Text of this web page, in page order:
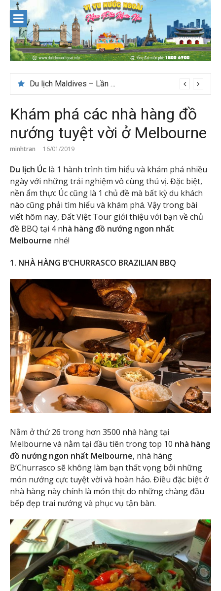
content
Du lịch Maldives – Lần đầu nên đi đâu, chơi gì?
Nên du lịch ở đâu ” giá tốt” dịp lễ quốc khánh 2/9
Khám phá các nhà hàng đồ
nướng tuyệt vời ở Melbourne
minhtran 16/01/2019
Du lịch Úc là 1 hành trình tìm hiểu và khám phá nhiều
ngày với những trải nghiệm vô cùng thú vị. Đặc biệt,
nền ẩm thực Úc cũng là 1 chủ đề mà bất kỳ du khách
nào cũng phải tìm hiểu và khám phá. Vậy trong bài
viết hôm nay, Đất Việt Tour giới thiệu với bạn về chủ
đề BBQ tại 4 nhà hàng đồ nướng ngon nhất
Melbourne nhé!
1. NHÀ HÀNG B’CHURRASCO BRAZILIAN BBQ
Nằm ở thứ 26 trong hơn 3500 nhà hàng tại
Melbourne và nằm tại đầu tiên trong top 10 nhà hàng
đồ nướng ngon nhất Melbourne, nhà hàng
B’Churrasco sẽ không làm bạn thất vọng bởi những
món nướng cực tuyệt vời và hoàn hảo. Điều đặc biệt ở
nhà hàng này chính là món thịt do những chàng đầu
bếp đẹp trai nướng và phục vụ tận bàn.